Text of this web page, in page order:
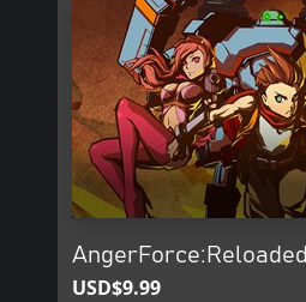
AngerForce:Reloaded
USD$9.99